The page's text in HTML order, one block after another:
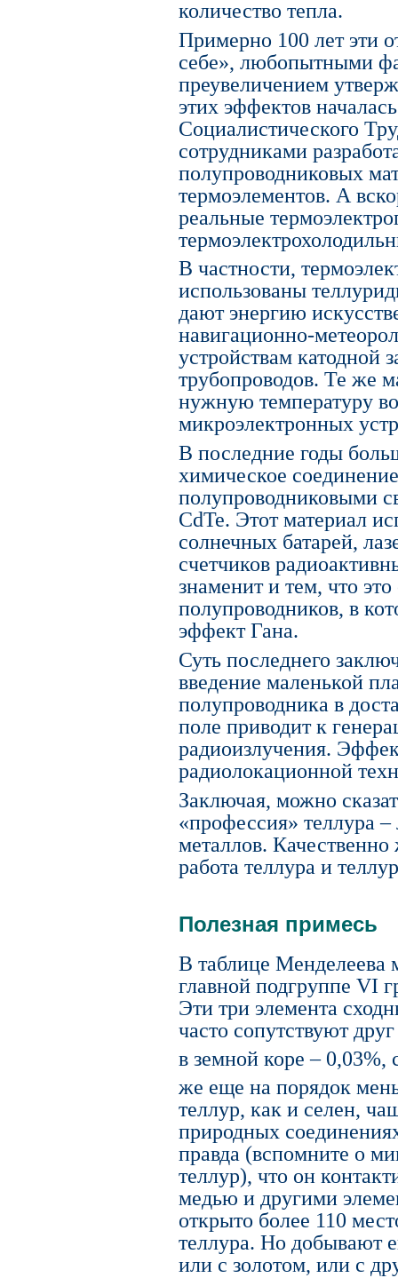
количество тепла.
Примерно 100 лет эти
себе», любопытными
преувеличением
этих эффектов
Социалистического
сотрудниками
полупроводниковых
термоэлементов. А
реальные
В частности,
использованы
дают энергию
навигационно-
устройствам катодной
трубопроводов. Те же
нужную температуру
микроэлектронных
В последние годы
химическое
полупроводниковыми
CdTe. Этот материал
солнечных батарей,
счетчиков
знаменит и тем, что
полупроводников, в
эффект Гана.
Суть последнего
введение маленькой
полупроводника в
поле приводит к
радиоизлучения.
радиолокационной
Заключая, можно
«профессия» теллура
металлов. Качественно
работа теллура и
Полезная примесь
В таблице Менделеева
главной подгруппе VI
Эти три элемента
часто сопутствуют
в земной коре – 0,03%,
же еще на порядок
теллур, как и селен,
природных
правда (вспомните о
теллур), что он
медью и другими
открыто более 110
теллура. Но добывают
или с золотом, или с